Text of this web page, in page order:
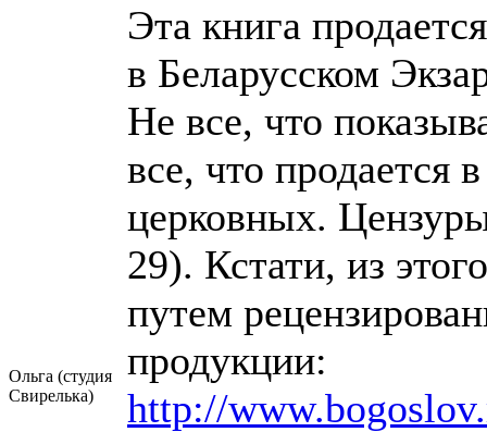
Ольга (студия
Свирелька)
Эта книга
в Беларусском
Не все, что
все, что продается
церковных.
29). Кстати, из
путем
продукции:
http://